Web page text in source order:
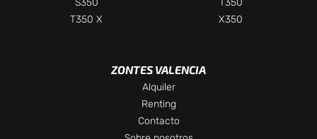
Chatea con nosotros
Selecciona el departamento
Te responderemos lo antes posible
S350
T350
T350 X
X350
ZONTES VALENCIA
Alquiler
Renting
Contacto